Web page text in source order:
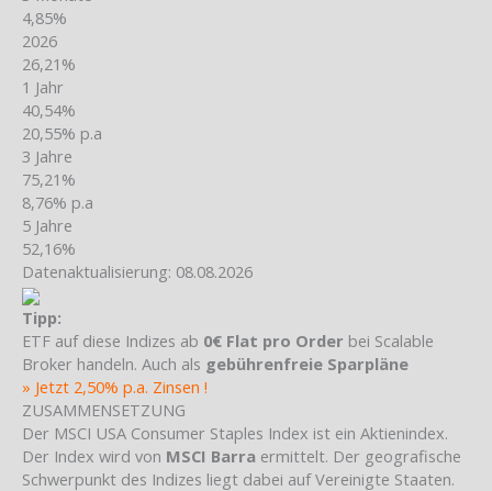
4,85%
2026
26,21%
1 Jahr
40,54%
20,55% p.a
3 Jahre
75,21%
8,76% p.a
5 Jahre
52,16%
Datenaktualisierung: 08.08.2026
Tipp:
ETF auf diese Indizes ab 0€ Flat pro Order bei Scalable
Broker handeln. Auch als gebührenfreie Sparpläne
» Jetzt 2,50% p.a. Zinsen !
ZUSAMMENSETZUNG
Der MSCI USA Consumer Staples Index ist ein Aktienindex.
Der Index wird von MSCI Barra ermittelt. Der geografische
Schwerpunkt des Indizes liegt dabei auf Vereinigte Staaten.